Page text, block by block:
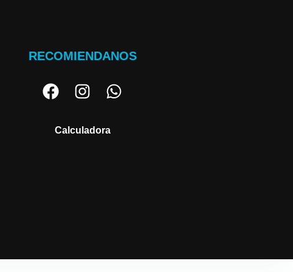
RECOMIENDANOS
Calculadora